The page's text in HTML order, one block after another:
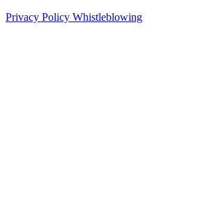
Privacy Policy Whistleblowing